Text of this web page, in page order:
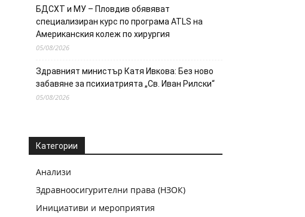
БДСХТ и МУ – Пловдив обявяват
специализиран курс по програма ATLS на
Американския колеж по хирургия
05/08/2026
Здравният министър Катя Ивкова: Без ново
забавяне за психиатрията „Св. Иван Рилски“
05/08/2026
Категории
Анализи
Здравноосигурителни права (НЗОК)
Инициативи и мероприятия